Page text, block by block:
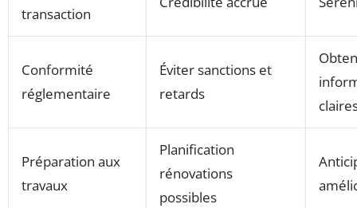
transaction
Conformité
réglementaire
Éviter sanctions et
retards
Préparation aux
travaux
Planification
rénovations
possibles